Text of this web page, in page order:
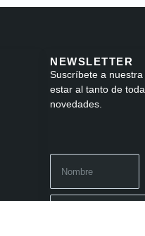
NEWSLETTER
Suscríbete a
estar al tanto de
novedades.